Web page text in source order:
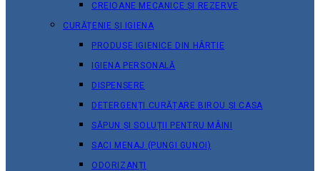
CREIOANE MECANICE ȘI REZERVE
CURĂȚENIE ȘI IGIENA
PRODUSE IGIENICE DIN HÂRTIE
IGIENA PERSONALĂ
DISPENSERE
DETERGENȚI CURĂȚARE BIROU ȘI CASA
SĂPUN ȘI SOLUȚII PENTRU MÂINI
SACI MENAJ (PUNGI GUNOI)
ODORIZANȚI